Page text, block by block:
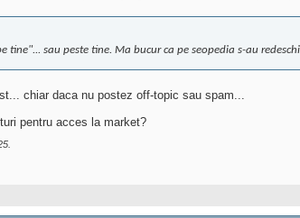
tine"... sau peste tine. Ma bucur ca pe seopedia s-au
chiar daca nu postez off-topic sau spam...
pentru acces la market?